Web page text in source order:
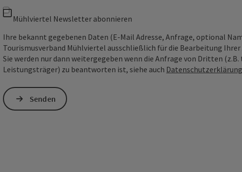
Mühlviertel Newsletter abonnieren
Ihre bekannt gegebenen Daten (E-Mail Adresse, Anfrage, optional
Tourismusverband Mühlviertel ausschließlich für die Bearbeitung
Sie werden nur dann weitergegeben wenn die Anfrage von Dritten
Leistungsträger) zu beantworten ist, siehe auch Datenschutzerklärung
Senden